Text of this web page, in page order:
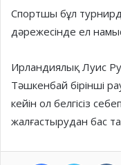
Спортшы бұл
дәрежесінде ел
Ирландиялық Луис
Тәшкенбай бірінші
кейін ол белгісіз
жалғастырудан бас